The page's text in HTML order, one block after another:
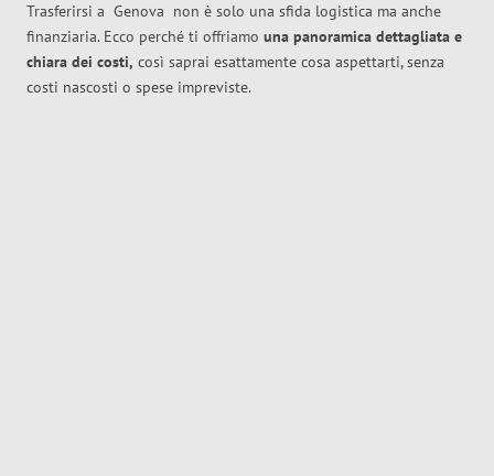
Trasferirsi a Genova non è solo una sfida logistica ma anche
finanziaria. Ecco perché ti offriamo una panoramica dettagliata e
chiara dei costi, così saprai esattamente cosa aspettarti, senza
costi nascosti o spese impreviste.